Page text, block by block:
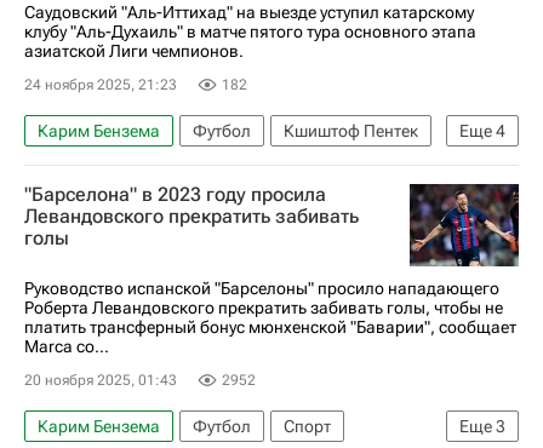
Саудовский "Аль-Иттихад" на выезде уступил катарскому
клубу "Аль-Духаиль" в матче пятого тура основного этапа
азиатской Лиги чемпионов.
24 ноября 2025, 21:23 182
Еще4
Карим Бензема Футбол
Кшиштоф Пентек
Доха
Узбекистан Спорт Аль-Иттихад
"Барселона" в 2023 году просила
Левандовского прекратить забивать
голы
Руководство испанской "Барселоны" просило нападающего
Роберта Левандовского прекратить забивать голы, чтобы не
платить трансферный бонус мюнхенской "Баварии", сообщает
Marca со...
20 ноября 2025, 01:43 2952
Еще3
Карим Бензема Футбол
Спорт